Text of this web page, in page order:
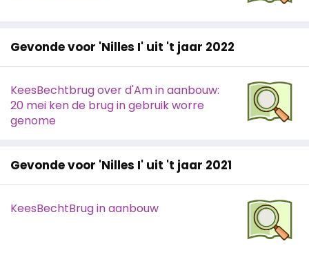
Gevonde voor 'Nilles I' uit 't jaar 2022
KeesBechtbrug over d'Am in aanbouw:
20 mei ken de brug in gebruik worre
genome
Gevonde voor 'Nilles I' uit 't jaar 2021
KeesBechtBrug in aanbouw